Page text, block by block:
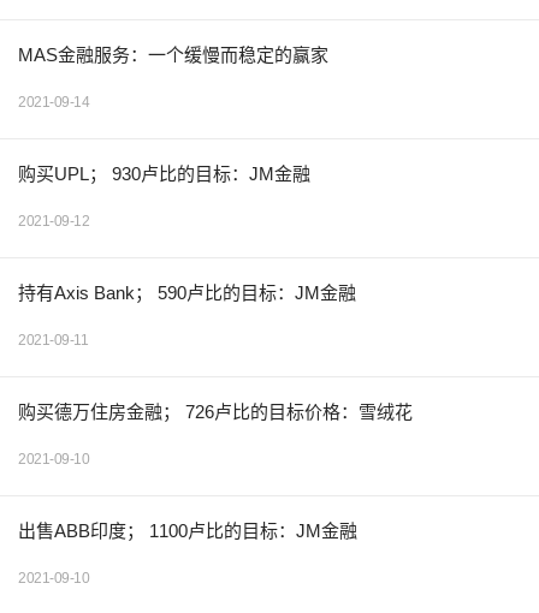
MAS金融服务：一个缓慢而稳定的赢家
2021-09-14
购买UPL； 930卢比的目标：JM金融
2021-09-12
持有Axis Bank； 590卢比的目标：JM金融
2021-09-11
购买德万住房金融； 726卢比的目标价格：雪绒花
2021-09-10
出售ABB印度； 1100卢比的目标：JM金融
2021-09-10